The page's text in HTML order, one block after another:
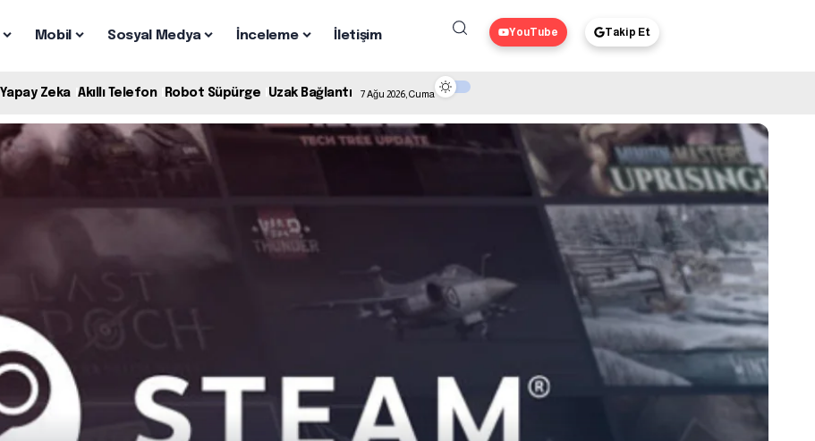
Mobil Sosyal Medya İnceleme İletişim YouTube Takip Et
Yapay Zeka Akıllı Telefon Robot Süpürge Uzak Bağlantı 7 Ağu 2026, Cuma